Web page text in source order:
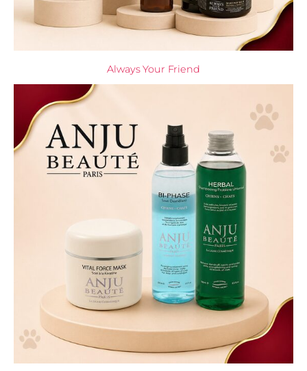
Always Your Friend